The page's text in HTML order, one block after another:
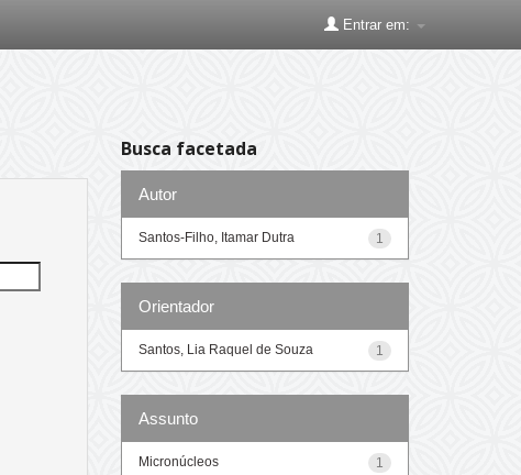
Entrar em:
Busca facetada
Autor
1
Santos-Filho, Itamar Dutra
Orientador
1
Santos, Lia Raquel de Souza
Assunto
1
Micronúcleos